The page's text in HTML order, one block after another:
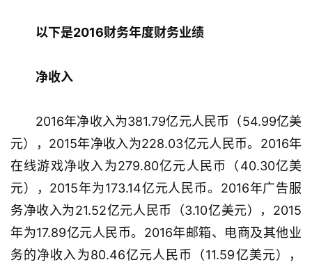
以下是2016财务年度财务业绩
净收入
2016年净收入为381.79亿元人民币（54.99亿美
元），2015年净收入为228.03亿元人民币。2016年
在线游戏净收入为279.80亿元人民币（40.30亿美
元），2015年为173.14亿元人民币。2016年广告服
务净收入为21.52亿元人民币（3.10亿美元），2015
年为17.89亿元人民币。2016年邮箱、电商及其他业
务的净收入为80.46亿元人民币（11.59亿美元），